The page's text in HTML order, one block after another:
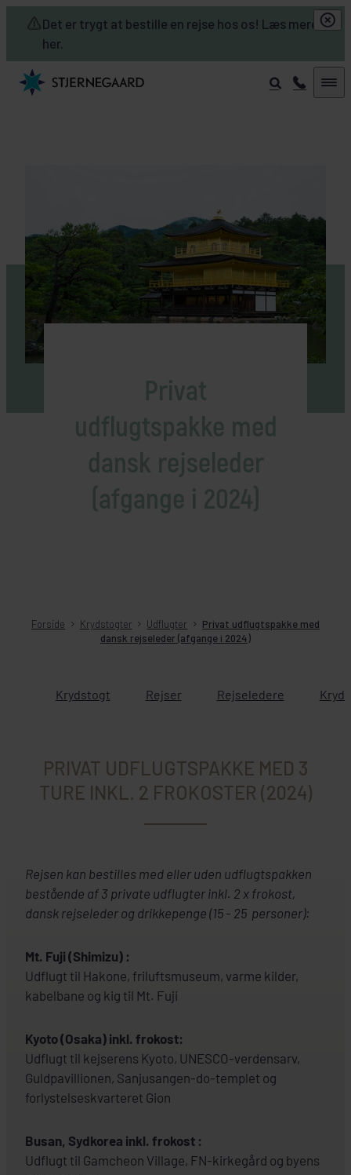
Det er trygt at bestille en rejse hos os! Læs mere
her.
Skip to main content
Privat
udflugtspakke med
dansk rejseleder
(afgange i 2024)
Forside Krydstogter Udflugter
Privat udflugtspakke med
dansk rejseleder (afgange i 2024)
Krydstogt Rejser Rejseledere
PRIVAT UDFLUGTSPAKKE MED 3
TURE INKL. 2 FROKOSTER (2024)
Rejsen kan bestilles med eller uden udflugtspakken
bestående af 3 private udflugter inkl. 2 x frokost,
dansk rejseleder og drikkepenge (15 - 25 personer):
Mt. Fuji (Shimizu) :
Udflugt til Hakone, friluftsmuseum, varme kilder,
kabelbane og kig til Mt. Fuji
Kyoto (Osaka) inkl. frokost:
Udflugt til kejserens Kyoto, UNESCO-verdensarv,
Guldpavillionen, Sanjusangen-do-templet og
forlystelseskvarteret Gion
Busan, Sydkorea inkl. frokost :
Udflugt til Gamcheon Village, FN-kirkegård og byens